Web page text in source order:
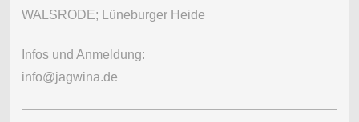
WALSRODE; Lüneburger Heide
Infos und Anmeldung:
info@jagwina.de